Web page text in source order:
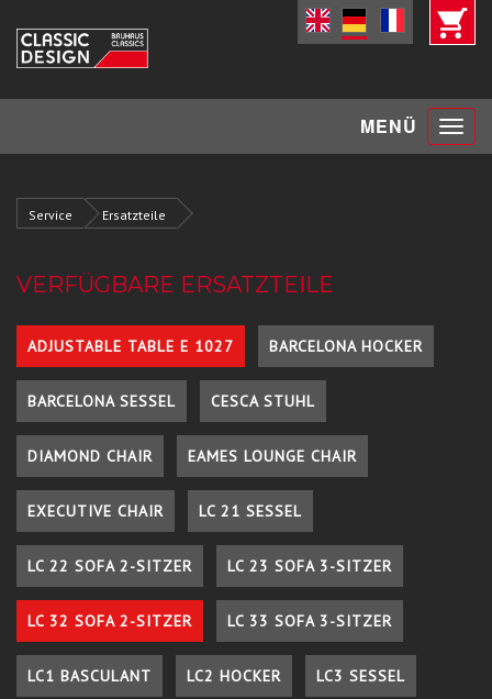
MENÜ Toggle
Service Ersatzteile
VERFÜGBARE ERSATZTEILE
ADJUSTABLE TABLE E 1027 BARCELONA HOCKER
BARCELONA SESSEL CESCA STUHL
DIAMOND CHAIR EAMES LOUNGE CHAIR
EXECUTIVE CHAIR LC 21 SESSEL
LC 22 SOFA 2-SITZER LC 23 SOFA 3-SITZER
LC 32 SOFA 2-SITZER LC 33 SOFA 3-SITZER
LC1 BASCULANT LC2 HOCKER LC3 SESSEL